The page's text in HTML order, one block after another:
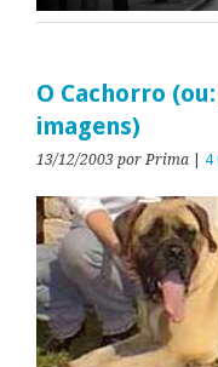
O Cachorro
imagens)
13/12/2003 por Prima 4